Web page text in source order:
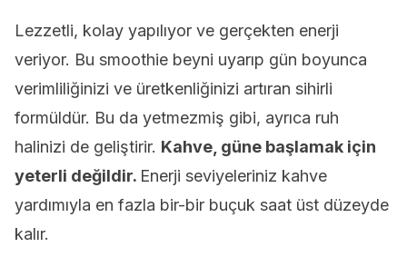
Lezzetli, kolay yapılıyor ve gerçekten enerji
veriyor. Bu smoothie beyni uyarıp gün boyunca
verimliliğinizi ve üretkenliğinizi artıran sihirli
formüldür. Bu da yetmezmiş gibi, ayrıca ruh
halinizi de geliştirir. Kahve, güne başlamak için
yeterli değildir. Enerji seviyeleriniz kahve
yardımıyla en fazla bir-bir buçuk saat üst düzeyde
kalır.